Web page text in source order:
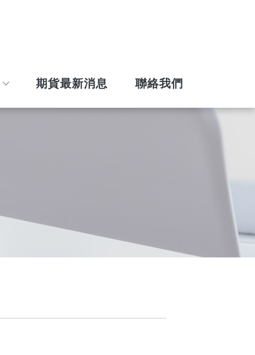
期貨最新消息 聯絡我們